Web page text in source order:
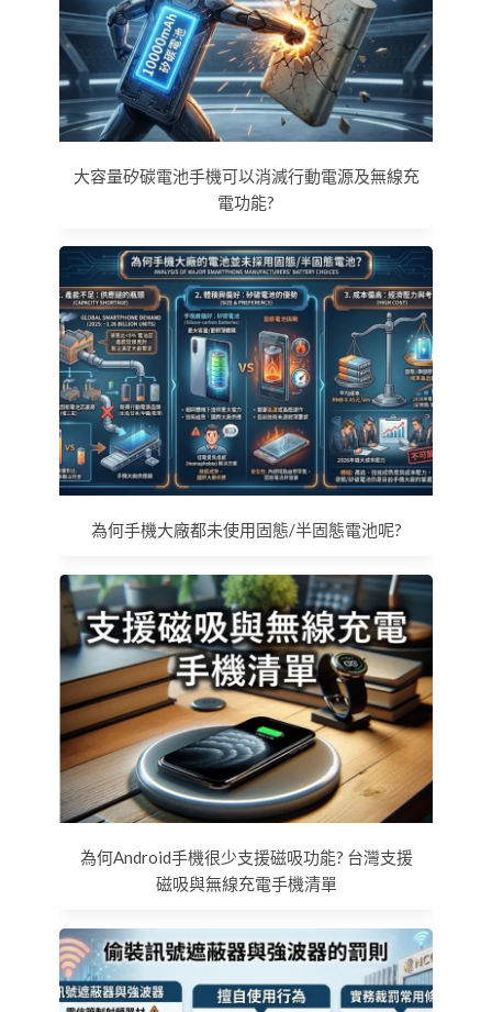
大容量矽碳電池手機可以消滅行動電源及無線充
電功能?
為何手機大廠都未使用固態/半固態電池呢?
為何Android手機很少支援磁吸功能? 台灣支援
磁吸與無線充電手機清單